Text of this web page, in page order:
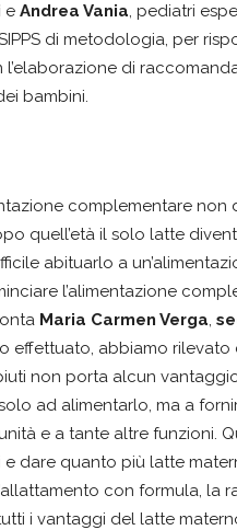
e Andrea Vania, pediatri
di metodologia, per
di
bambini.
complementare non
quell’età il solo latte
abituarlo a
l’alimentazione
Maria Carmen Verga,
effettuato, abbiamo
non porta alcun
ad alimentarlo, ma a
e a tante altre funzioni.
e dare quanto più latte
con formula, la
i vantaggi del latte